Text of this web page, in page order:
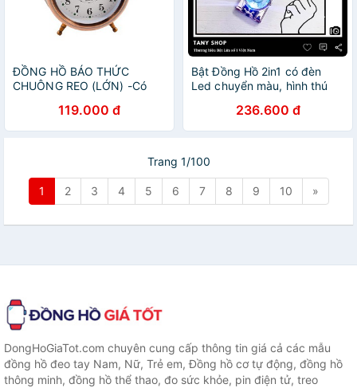
ĐỒNG HỒ BÁO THỨC
CHUÔNG REO (LỚN) -Có
hàng chuẩn119.000 đ
Bật Đồng Hồ 2in1 có đèn
Led chuyển màu, hình thú
236.600 đ
Trang 1/100
1 2 3 4 5 6 7 8 9 10 »
DongHoGiaTot.com chuyên cung cấp thông tin giá cả các mẫu
đồng hồ đeo tay Nam, Nữ, Trẻ em, Đồng hồ cơ tự động, đồng hồ
thông minh, đồng hồ thể thao, đo sức khỏe, pin điện tử, treo